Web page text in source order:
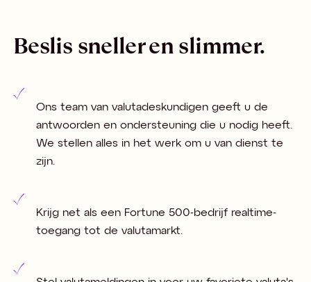
Beslis sneller en slimmer.
Ons team van valutadeskundigen geeft u de
antwoorden en ondersteuning die u nodig heeft.
We stellen alles in het werk om u van dienst te
zijn.
Krijg net als een Fortune 500-bedrijf realtime-
toegang tot de valutamarkt.